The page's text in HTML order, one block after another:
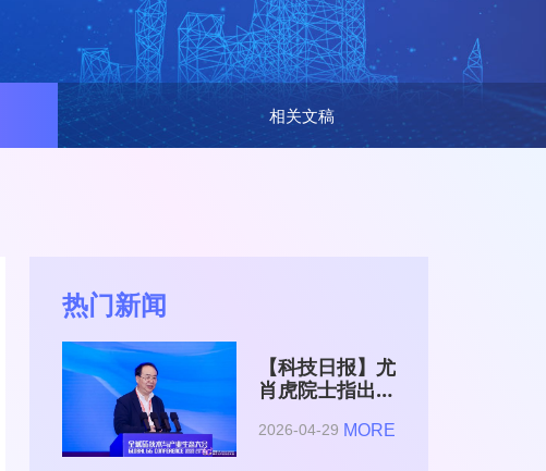
相关文稿
热门新闻
【科技日报】尤
肖虎院士指出
是赋能AI的发
2026-04-29 MORE